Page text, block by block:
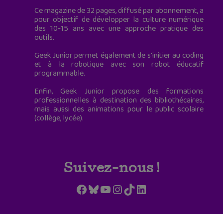
Ce magazine de 32 pages, diffusé par abonnement, a
pour objectif de développer la culture numérique
des 10-15 ans avec une approche pratique des
outils.
Geek Junior permet également de s'initier au coding
et à la robotique avec son robot éducatif
programmable.
Enfin, Geek Junior propose des formations
professionnelles à destination des bibliothécaires,
mais aussi des animations pour le public scolaire
(collège, lycée).
Suivez-nous !
Facebook
Bluesky
YouTube
Instagram
TikTokLinkedIn